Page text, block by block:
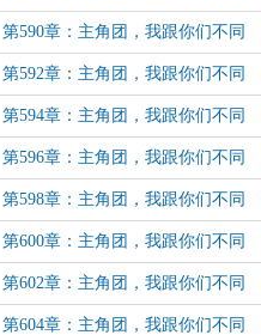
路（44）
第590章：主角团，我跟你们不同
路（46）
第592章：主角团，我跟你们不同
路（48）
第594章：主角团，我跟你们不同
路（50）
第596章：主角团，我跟你们不同
路（52）
第598章：主角团，我跟你们不同
路（54）
第600章：主角团，我跟你们不同
路（56）
第602章：主角团，我跟你们不同
路（58）
第604章：主角团，我跟你们不同